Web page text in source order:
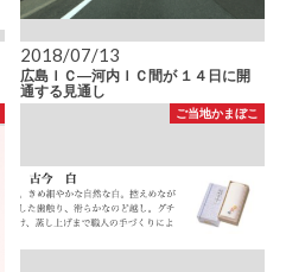
2018/07/13
広島ＩＣ―河内ＩＣ間が １４日に開
通する見通し
ご当地かまぼこ